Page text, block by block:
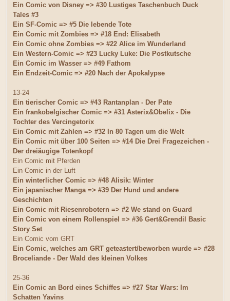
Ein Comic von Disney => #30 Lustiges Taschenbuch Duck
Tales #3
Ein SF-Comic => #5 Die lebende Tote
Ein Comic mit Zombies => #18 End: Elisabeth
Ein Comic ohne Zombies => #22 Alice im Wunderland
Ein Western-Comic => #23 Lucky Luke: Die Postkutsche
Ein Comic im Wasser => #49 Fathom
Ein Endzeit-Comic => #20 Nach der Apokalypse
13-24
Ein tierischer Comic => #43 Rantanplan - Der Pate
Ein frankobelgischer Comic => #31 Asterix&Obelix - Die
Tochter des Vercingetorix
Ein Comic mit Zahlen => #32 In 80 Tagen um die Welt
Ein Comic mit über 100 Seiten => #14 Die Drei Fragezeichen -
Der dreiäugige Totenkopf
Ein Comic mit Pferden
Ein Comic in der Luft
Ein winterlicher Comic => #48 Alisik: Winter
Ein japanischer Manga => #39 Der Hund und andere
Geschichten
Ein Comic mit Riesenrobotern => #2 We stand on Guard
Ein Comic von einem Rollenspiel => #36 Gert&Grendil Basic
Story Set
Ein Comic vom GRT
Ein Comic, welches am GRT geteastert/beworben wurde => #28
Broceliande - Der Wald des kleinen Volkes
25-36
Ein Comic an Bord eines Schiffes => #27 Star Wars: Im
Schatten Yavins